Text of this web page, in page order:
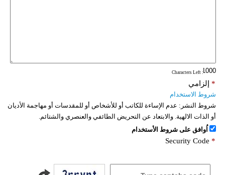
: Characters Left
إلزامي *
شروط الاستخدام
شروط النشر: عدم الإساءة للكاتب أو للأشخاص أو للمقدسات أو مهاجمة الأديان
أو الذات الالهية. والابتعاد عن التحريض الطائفي والعنصري والشتائم.
اُوافق على شروط الأستخدام
Security Code *